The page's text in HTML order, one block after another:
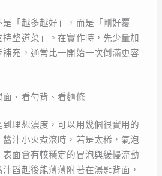
「越多越好」，而是「剛好覆
整道菜」。在實作時，先少量加
補充，通常比一開始一次倒滿更容
、看勺背、看麵條
理想濃度，可以用幾個很實用的
汁小火煮滾時，若是太稀，氣泡
面會有較穩定的冒泡與緩慢流動
舀起後能薄薄附著在湯匙背面，